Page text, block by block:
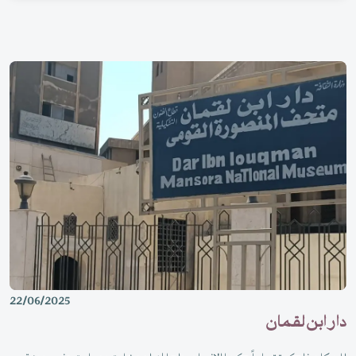
22/06/2025
دار ابن لقمان